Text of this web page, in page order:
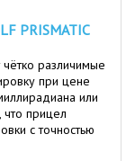
PRISMATIC
различимые
при цене
или
что прицел
с точностью